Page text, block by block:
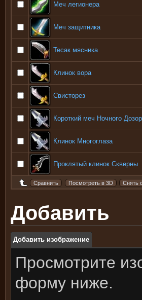
Меч легионера
Меч защитника
Тесак мясника
Клинок вора
Свисторез
Короткий меч Ночного
Клинок Многоглаза
Проклятый клинок Скверны
Добавить
Добавить изображение
Просмотрите
форму ниже.